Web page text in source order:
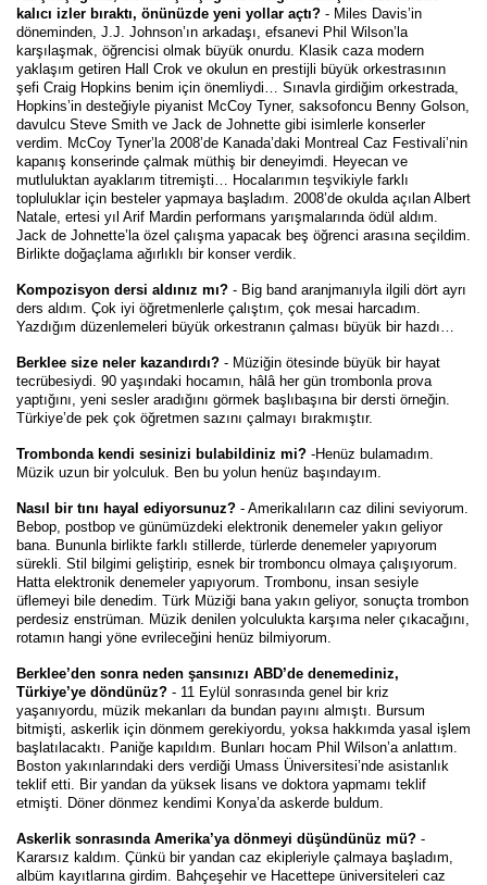
kalıcı izler bıraktı, önünüzde yeni yollar açtı? - Miles Davis’in
döneminden, J.J. Johnson’ın arkadaşı, efsanevi Phil Wilson’la
karşılaşmak, öğrencisi olmak büyük onurdu. Klasik caza modern
yaklaşım getiren Hall Crok ve okulun en prestijli büyük orkestrasının
şefi Craig Hopkins benim için önemliydi… Sınavla girdiğim orkestrada,
Hopkins’in desteğiyle piyanist McCoy Tyner, saksofoncu Benny Golson,
davulcu Steve Smith ve Jack de Johnette gibi isimlerle konserler
verdim. McCoy Tyner’la 2008’de Kanada’daki Montreal Caz Festivali’nin
kapanış konserinde çalmak müthiş bir deneyimdi. Heyecan ve
mutluluktan ayaklarım titremişti… Hocalarımın teşvikiyle farklı
topluluklar için besteler yapmaya başladım. 2008’de okulda açılan Albert
Natale, ertesi yıl Arif Mardin performans yarışmalarında ödül aldım.
Jack de Johnette’la özel çalışma yapacak beş öğrenci arasına seçildim.
Birlikte doğaçlama ağırlıklı bir konser verdik.
Kompozisyon dersi aldınız mı? - Big band aranjmanıyla ilgili dört ayrı
ders aldım. Çok iyi öğretmenlerle çalıştım, çok mesai harcadım.
Yazdığım düzenlemeleri büyük orkestranın çalması büyük bir hazdı…
Berklee size neler kazandırdı? - Müziğin ötesinde büyük bir hayat
tecrübesiydi. 90 yaşındaki hocamın, hâlâ her gün trombonla prova
yaptığını, yeni sesler aradığını görmek başlıbaşına bir dersti örneğin.
Türkiye’de pek çok öğretmen sazını çalmayı bırakmıştır.
Trombonda kendi sesinizi bulabildiniz mi? -Henüz bulamadım.
Müzik uzun bir yolculuk. Ben bu yolun henüz başındayım.
Nasıl bir tını hayal ediyorsunuz? - Amerikalıların caz dilini seviyorum.
Bebop, postbop ve günümüzdeki elektronik denemeler yakın geliyor
bana. Bununla birlikte farklı stillerde, türlerde denemeler yapıyorum
sürekli. Stil bilgimi geliştirip, esnek bir tromboncu olmaya çalışıyorum.
Hatta elektronik denemeler yapıyorum. Trombonu, insan sesiyle
üflemeyi bile denedim. Türk Müziği bana yakın geliyor, sonuçta trombon
perdesiz enstrüman. Müzik denilen yolculukta karşıma neler çıkacağını,
rotamın hangi yöne evrileceğini henüz bilmiyorum.
Berklee’den sonra neden şansınızı ABD’de denemediniz,
Türkiye’ye döndünüz? - 11 Eylül sonrasında genel bir kriz
yaşanıyordu, müzik mekanları da bundan payını almıştı. Bursum
bitmişti, askerlik için dönmem gerekiyordu, yoksa hakkımda yasal işlem
başlatılacaktı. Paniğe kapıldım. Bunları hocam Phil Wilson’a anlattım.
Boston yakınlarındaki ders verdiği Umass Üniversitesi’nde asistanlık
teklif etti. Bir yandan da yüksek lisans ve doktora yapmamı teklif
etmişti. Döner dönmez kendimi Konya’da askerde buldum.
Askerlik sonrasında Amerika’ya dönmeyi düşündünüz mü? -
Kararsız kaldım. Çünkü bir yandan caz ekipleriyle çalmaya başladım,
albüm kayıtlarına girdim. Bahçeşehir ve Hacettepe üniversiteleri caz